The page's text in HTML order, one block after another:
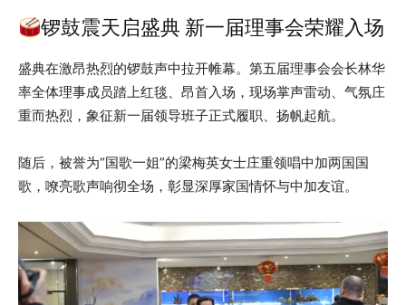
锣鼓震天启盛典 新一届理事会荣耀入场
盛典在激昂热烈的锣鼓声中拉开帷幕。第五届理事会会长林华
率全体理事成员踏上红毯、昂首入场，现场掌声雷动、气氛庄
重而热烈，象征新一届领导班子正式履职、扬帆起航。
随后，被誉为“国歌一姐”的梁梅英女士庄重领唱中加两国国
歌，嘹亮歌声响彻全场，彰显深厚家国情怀与中加友谊。